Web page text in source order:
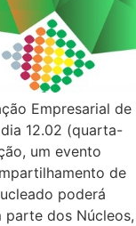
Empresarial de
12.02 (quarta-
um evento
de
poderá
parte dos Núcleos,